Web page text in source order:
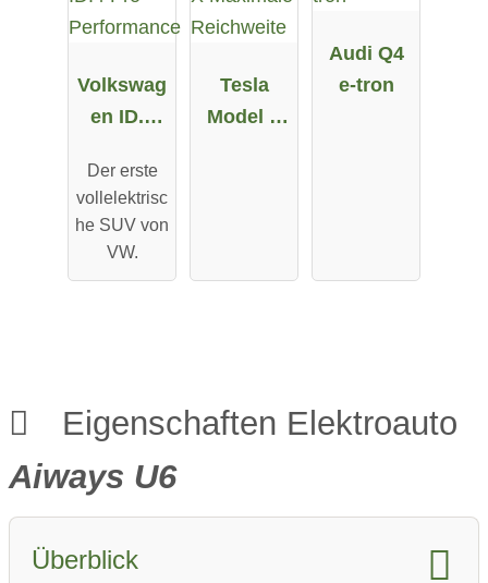
Volkswag
en ID.4
Performa
nce
Der erste
vollelektrisc
he SUV von
VW.
Tesla
Model X
Audi Q4
e-tron
Eigenschaften Elektroauto
Aiways U6
Überblick